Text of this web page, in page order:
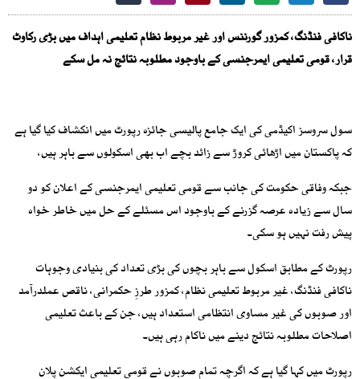
ناکافی فنڈنگ، کمزور گورننس اور غیر مربوط نظام تعلیمی اہداف میں بڑی رکاوٹ
قرار، قومی تعلیمی ایمرجنسی کے باوجود مطلوبہ نتائج نہ مل سکے
سول سروسز اکیڈمی کی ایک جامع پالیسی جائزہ رپورٹ میں انکشاف کیا گیا ہے
کہ پاکستان میں اڑھائی کروڑ سے زائد بچے اب بھی اسکولوں سے باہر ہیں،
جبکہ وفاقی حکومت کی جانب سے قومی تعلیمی ایمرجنسی کے اعلان کو دو
سال سے زیادہ عرصہ گزرنے کے باوجود اس مسئلے کے حل میں خاطر خواہ
پیش رفت نہیں ہو سکی۔
رپورٹ کے مطابق اسکول سے باہر بچوں کی بڑی تعداد کی بنیادی وجوہات
ناکافی فنڈنگ، غیر مربوط تعلیمی نظام، کمزور طرزِ حکمرانی، ناقص عملدرآمد
اور صوبوں کی غیر مساوی انتظامی استعداد ہیں، جن کے باعث تعلیمی
اصلاحات مطلوبہ نتائج دینے میں ناکام رہی ہیں۔
رپورٹ میں کہا گیا ہے کہ اگرچہ تمام صوبوں نے قومی تعلیمی ایکشن پلان